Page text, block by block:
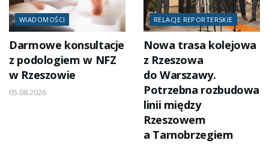
WIADOMOŚCI
Darmowe konsultacje
z podologiem w NFZ
w Rzeszowie
05.08.2026
RELACJE REPORTERSKIE
Nowa trasa kolejowa
z Rzeszowa
do Warszawy.
Potrzebna rozbudowa
linii między
Rzeszowem
a Tarnobrzegiem